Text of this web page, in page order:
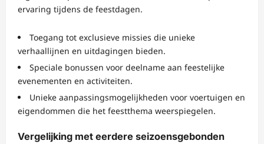
ervaring tijdens de feestdagen.
Toegang tot exclusieve missies die unieke
verhaallijnen en uitdagingen bieden.
Speciale bonussen voor deelname aan feestelijke
evenementen en activiteiten.
Unieke aanpassingsmogelijkheden voor voertuigen en
eigendommen die het feestthema weerspiegelen.
Vergelijking met eerdere seizoensgebonden